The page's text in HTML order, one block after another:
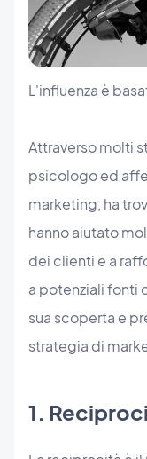
L'influenza è
Attraverso molti
psicologo ed
marketing, ha
hanno aiutato
dei clienti e a
a potenziali fonti
sua scoperta e
strategia di
1.